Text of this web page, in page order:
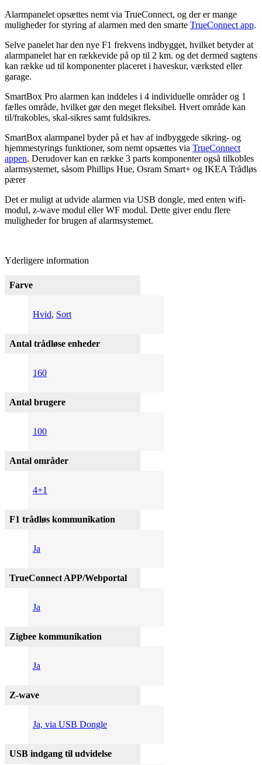
Alarmpanelet opsættes nemt via TrueConnect, og der er mange
muligheder for styring af alarmen med den smarte TrueConnect app.
Selve panelet har den nye F1 frekvens indbygget, hvilket betyder at
alarmpanelet har en rækkevide på op til 2 km. og det dermed sagtens
kan række ud til komponenter placeret i haveskur, værksted eller
garage.
SmartBox Pro alarmen kan inddeles i 4 individuelle områder og 1
fælles område, hvilket gør den meget fleksibel. Hvert område kan
til/frakobles, skal-sikres samt fuldsikres.
SmartBox alarmpanel byder på et hav af indbyggede sikring- og
hjemmestyrings funktioner, som nemt opsættes via TrueConnect
appen. Derudover kan en række 3 parts komponenter også tilkobles
alarmsystemet, såsom Phillips Hue, Osram Smart+ og IKEA Trådløs
pærer
Det er muligt at udvide alarmen via USB dongle, med enten wifi-
modul, z-wave modul eller WF modul. Dette giver endu flere
muligheder for brugen af alarmsystemet.
Yderligere information
Farve
Hvid, Sort
Antal trådløse enheder
160
Antal brugere
100
Antal områder
4+1
F1 trådløs kommunikation
Ja
TrueConnect APP/Webportal
Ja
Zigbee kommunikation
Ja
Z-wave
Ja, via USB Dongle
USB indgang til udvidelse